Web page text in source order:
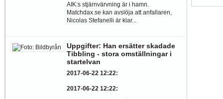
AIK:s stjärnvärvning är i hamn.
Matchdax.se kan avslöja att anfallaren,
Nicolas Stefanelli är klar...
Uppgifter: Han ersätter skadade
Tibbling - stora omställningar i
startelvan
2017-06-22 12:22:
2017-06-22 12:22: